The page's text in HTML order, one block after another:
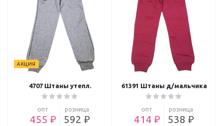
АКЦИЯ
4707 Штаны утепл.
опт
455 ₽
розница
592 ₽
61391 Штаны д/мальчика
опт
414 ₽
розница
538 ₽